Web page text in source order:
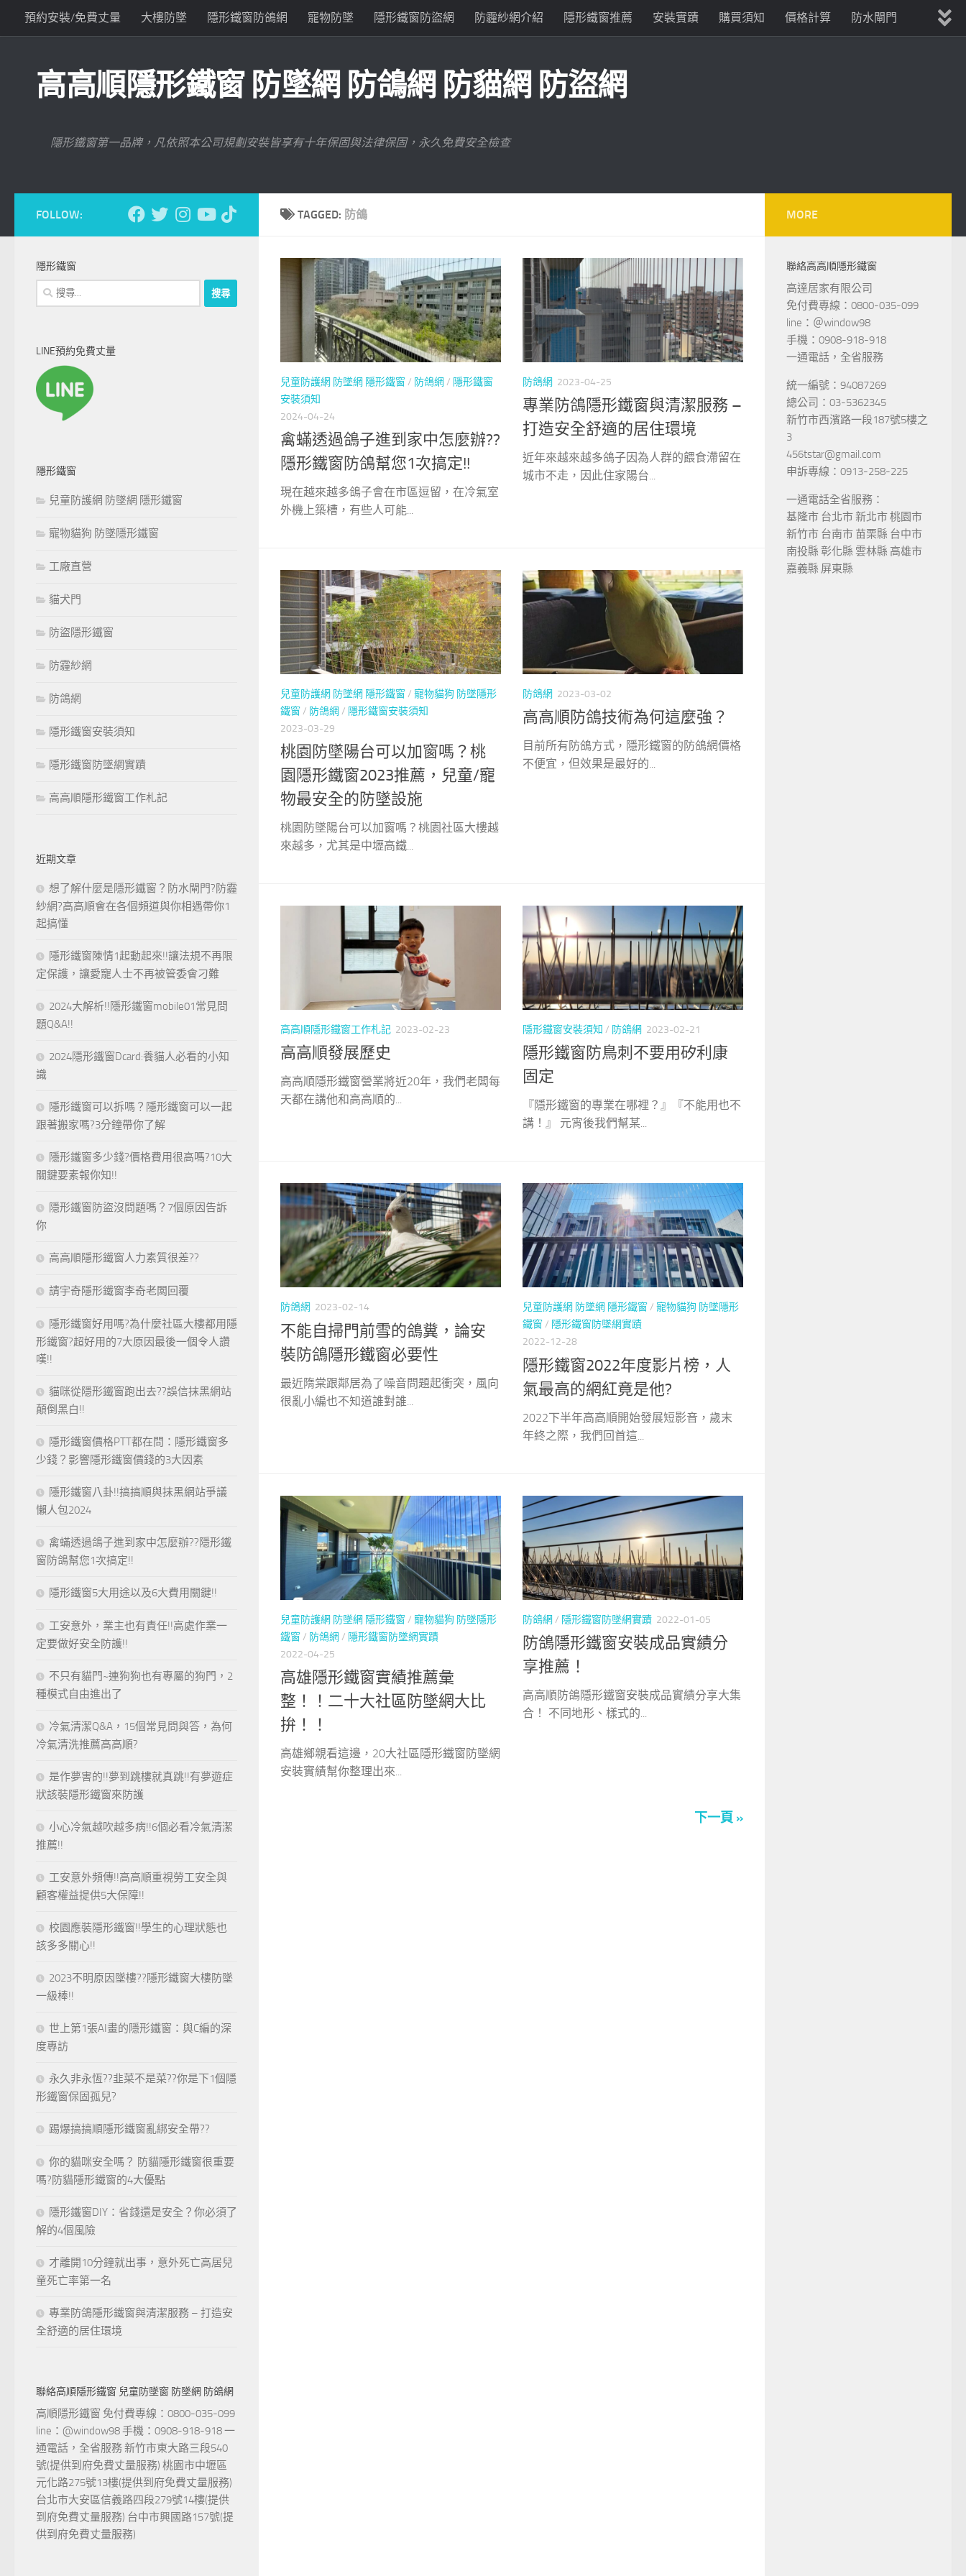
Skip to content
預約安裝/免費丈量 大樓防墜 隱形鐵窗防鴿網 寵物防墜 隱形鐵窗防盜網 防霾紗網介紹 隱形鐵窗推薦 安裝實蹟 購買須知 價格計算 防水閘門
高高順隱形鐵窗 防墜網 防鴿網 防貓網 防盜網
隱形鐵窗第一品牌，凡依照本公司規劃安裝皆享有十年保固與法律保固，永久免費安全檢查
TAGGED: 防鴿
兒童防護網 防墜網 隱形鐵窗/ 防鴿網 / 隱形鐵窗
安裝須知
2024-04-24
禽蟎透過鴿子進到家中怎麼辦??
隱形鐵窗防鴿幫您1次搞定!!
現在越來越多鴿子會在市區逗留，在冷氣室
外機上築槽，有些人可能...
防鴿網 2023-04-25
專業防鴿隱形鐵窗與清潔服務 –
打造安全舒適的居住環境
近年來越來越多鴿子因為人群的餵食滯留在
城市不走，因此住家陽台...
兒童防護網 防墜網 隱形鐵窗/ 寵物貓狗 防墜隱形
鐵窗/ 防鴿網 / 隱形鐵窗安裝須知
2023-03-29
桃園防墜陽台可以加窗嗎？桃
園隱形鐵窗2023推薦，兒童/寵
物最安全的防墜設施
桃園防墜陽台可以加窗嗎？桃園社區大樓越
來越多，尤其是中壢高鐵...
防鴿網 2023-03-02
高高順防鴿技術為何這麼強？
目前所有防鴿方式，隱形鐵窗的防鴿網價格
不便宜，但效果是最好的...
高高順隱形鐵窗工作札記 2023-02-23
高高順發展歷史
高高順隱形鐵窗營業將近20年，我們老闆每
天都在講他和高高順的...
隱形鐵窗安裝須知 / 防鴿網 2023-02-21
隱形鐵窗防鳥刺不要用矽利康
固定
『隱形鐵窗的專業在哪裡？』『不能用也不
講！』 元宵後我們幫某...
防鴿網 2023-02-14
不能自掃門前雪的鴿糞，論安
裝防鴿隱形鐵窗必要性
最近隋棠跟鄰居為了噪音問題起衝突，風向
很亂小編也不知道誰對誰...
兒童防護網 防墜網 隱形鐵窗/ 寵物貓狗 防墜隱形
鐵窗/ 隱形鐵窗防墜網實蹟
2022-12-28
隱形鐵窗2022年度影片榜，人
氣最高的網紅竟是他?
2022下半年高高順開始發展短影音，歲末
年終之際，我們回首這...
兒童防護網 防墜網 隱形鐵窗/ 寵物貓狗 防墜隱形
鐵窗/ 防鴿網 / 隱形鐵窗防墜網實蹟
2022-04-25
高雄隱形鐵窗實績推薦彙
整！！二十大社區防墜網大比
拚！！
高雄鄉親看這邊，20大社區隱形鐵窗防墜網
安裝實績幫你整理出來...
防鴿網 / 隱形鐵窗防墜網實蹟 2022-01-05
防鴿隱形鐵窗安裝成品實績分
享推薦！
高高順防鴿隱形鐵窗安裝成品實績分享大集
合！ 不同地形、樣式的...
下一頁 »
FOLLOW:
隱形鐵窗
搜
尋
字:
LINE預約免費丈量
隱形鐵窗
兒童防護網 防墜網 隱形鐵窗
寵物貓狗 防墜隱形鐵窗
工廠直營
貓犬門
防盜隱形鐵窗
防霾紗網
防鴿網
隱形鐵窗安裝須知
隱形鐵窗防墜網實蹟
高高順隱形鐵窗工作札記
近期文章
想了解什麼是隱形鐵窗？防水閘門?防霾
紗網?高高順會在各個頻道與你相遇帶你1
起搞懂
隱形鐵窗陳情1起動起來!!讓法規不再限
定保護，讓愛寵人士不再被管委會刁難
2024大解析!!隱形鐵窗mobile01常見問
題Q&A!!
2024隱形鐵窗Dcard:養貓人必看的小知
識
隱形鐵窗可以拆嗎？隱形鐵窗可以一起
跟著搬家嗎?3分鐘帶你了解
隱形鐵窗多少錢?價格費用很高嗎?10大
關鍵要素報你知!!
隱形鐵窗防盜沒問題嗎？7個原因告訴
你
高高順隱形鐵窗人力素質很差??
請宇奇隱形鐵窗李奇老闆回覆
隱形鐵窗好用嗎?為什麼社區大樓都用隱
形鐵窗?超好用的7大原因最後一個令人讚
嘆!!
貓咪從隱形鐵窗跑出去??誤信抹黑網站
顛倒黑白!!
隱形鐵窗價格PTT都在問：隱形鐵窗多
少錢？影響隱形鐵窗價錢的3大因素
隱形鐵窗八卦!!搞搞順與抹黑網站爭議
懶人包2024
禽蟎透過鴿子進到家中怎麼辦??隱形鐵
窗防鴿幫您1次搞定!!
隱形鐵窗5大用途以及6大費用關鍵!!
工安意外，業主也有責任!!高處作業一
定要做好安全防護!!
不只有貓門~連狗狗也有專屬的狗門，2
種模式自由進出了
冷氣清潔Q&A，15個常見問與答，為何
冷氣清洗推薦高高順?
是作夢害的!!夢到跳樓就真跳!!有夢遊症
狀該裝隱形鐵窗來防護
小心冷氣越吹越多病!!6個必看冷氣清潔
推薦!!
工安意外頻傳!!高高順重視勞工安全與
顧客權益提供5大保障!!
校園應裝隱形鐵窗!!學生的心理狀態也
該多多關心!!
2023不明原因墜樓??隱形鐵窗大樓防墜
一級棒!!
世上第1張AI畫的隱形鐵窗：與C編的深
度專訪
永久非永恆??韭菜不是菜??你是下1個隱
形鐵窗保固孤兒?
踢爆搞搞順隱形鐵窗亂綁安全帶??
你的貓咪安全嗎？ 防貓隱形鐵窗很重要
嗎?防貓隱形鐵窗的4大優點
隱形鐵窗DIY：省錢還是安全？你必須了
解的4個風險
才離開10分鐘就出事，意外死亡高居兒
童死亡率第一名
專業防鴿隱形鐵窗與清潔服務 – 打造安
全舒適的居住環境
聯絡高順隱形鐵窗 兒童防墜窗 防墜網 防鴿網
高順隱形鐵窗 免付費專線：0800-035-099
line：@window98 手機：0908-918-918 一
通電話，全省服務 新竹市東大路三段540
號(提供到府免費丈量服務) 桃園市中壢區
元化路275號13樓(提供到府免費丈量服務)
台北市大安區信義路四段279號14樓(提供
到府免費丈量服務) 台中市興國路157號(提
供到府免費丈量服務)
MORE
聯絡高高順隱形鐵窗
高達居家有限公司
免付費專線：0800-035-099
line：＠window98
手機：0908-918-918
一通電話，全省服務
統一編號：94087269
總公司：03-5362345
新竹市西濱路一段187號5樓之
3
456tstar@gmail.com
申訴專線：0913-258-225
一通電話全省服務：
基隆市 台北市 新北市 桃園市
新竹市 台南市 苗栗縣 台中市
南投縣 彰化縣 雲林縣 高雄市
嘉義縣 屏東縣